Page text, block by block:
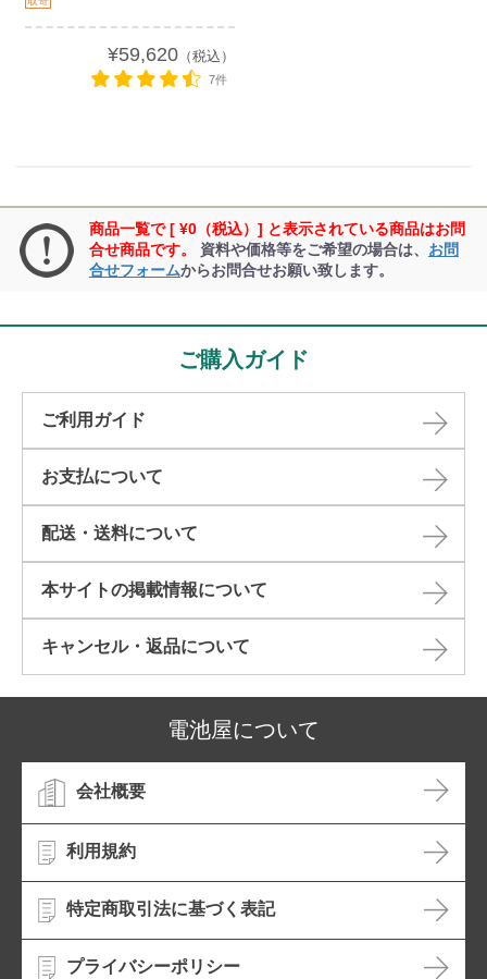
¥59,620（税込）
7件
商品一覧で [ ¥0（税込）] と表示されている商品はお問
合せ商品です。
資料や価格等をご希望の場合は、 お問
合せフォームからお問合せお願い致します。
ご購入ガイド
ご利用ガイド
お支払について
配送・送料について
本サイトの掲載情報について​
キャンセル・返品について​
電池屋について
会社概要
利用規約
特定商取引法に基づく表記
プライバシーポリシー